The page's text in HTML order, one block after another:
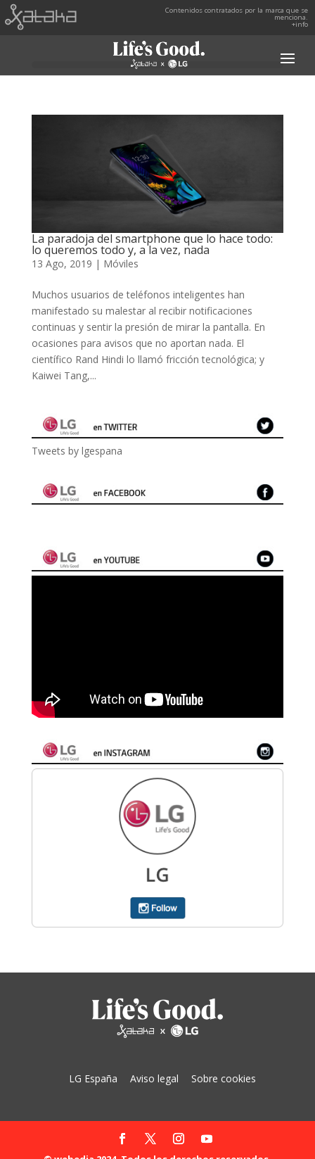
Contenidos contratados por la marca que se
menciona.
+info
La paradoja del smartphone que lo hace todo:
lo queremos todo y, a la vez, nada
13 Ago, 2019 | Móviles
Muchos usuarios de teléfonos inteligentes han
manifestado su malestar al recibir notificaciones
continuas y sentir la presión de mirar la pantalla. En
ocasiones para avisos que no aportan nada. El
científico Rand Hindi lo llamó fricción tecnológica; y
Kaiwei Tang,...
Tweets by lgespana
LG España Aviso legal Sobre cookies